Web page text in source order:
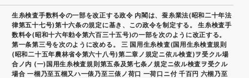
生糸検査手数料令の一部を改正する政令 内閣は、蚕糸業法(昭和二十年法
律第五十七号)第十六条の規定に基き、この政令を制定する。 生糸検査手
数料令(昭和十六年勅令第六百三十五号)の一部を次のように改正する。
第一条第三号を次のように改める。 三 国用生糸検査(国用生糸検査規則
(昭和二十五年農林省令第六十八号)第二章ノ規定ニ依ル検査)ヲ受クル場
合ノ内 (一)国用生糸検査規則第五条及第七条ノ規定ニ依ル検査ヲ受クル
場合 一梱乃至五梱又ハ一俵乃至三俵ノ荷口 一荷口ニ付 千百円 六梱乃至